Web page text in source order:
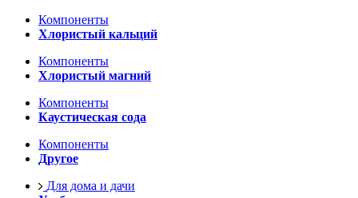
Компоненты
Хлористый кальций
Компоненты
Хлористый магний
Компоненты
Каустическая сода
Компоненты
Другое
Для дома и дачи